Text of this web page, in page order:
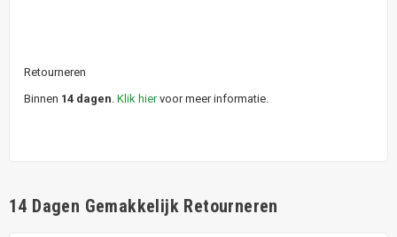
Retourneren
Binnen 14 dagen Klik hiervoor meer informatie.
14 Dagen Gemakkelijk Retourneren